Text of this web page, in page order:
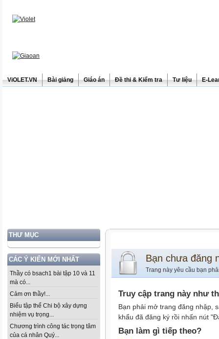
ViOLET.VN Bài giảng Giáo án Đề thi & Kiểm tra Tư liệu E-
THƯ MỤC
CÁC Ý KIẾN MỚI NHẤT
Thầy có bsach1 bài tập 10 và 11
mà có...
Cảm ơn thầy!...
Biểu tập thể Chi bộ xây dựng
nhiệm vụ trọng...
Chương trình công tác trọng tâm
của cá nhân Quý...
Bạn chưa đăng
Trang này yêu cầu bạn
Truy cập trang này như
Bạn phải mở trang đăng nhập,
khẩu đã đăng ký rồi nhấn nút
Bạn làm gì tiếp theo?